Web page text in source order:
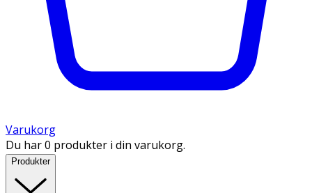
Varukorg
Du har 0 produkter i din varukorg.
Produkter